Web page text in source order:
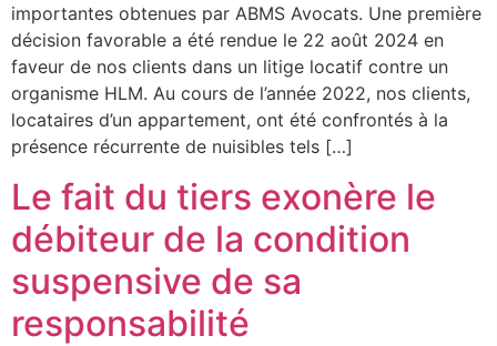
importantes obtenues par ABMS Avocats. Une première
décision favorable a été rendue le 22 août 2024 en
faveur de nos clients dans un litige locatif contre un
organisme HLM. Au cours de l’année 2022, nos clients,
locataires d’un appartement, ont été confrontés à la
présence récurrente de nuisibles tels […]
Le fait du tiers exonère le
débiteur de la condition
suspensive de sa
responsabilité